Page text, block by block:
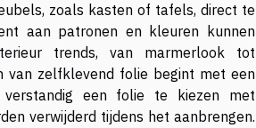
zoals kasten of tafels, direct te
aan patronen en kleuren kunnen
trends, van marmerlook tot
van zelfklevend folie begint met een
een folie te kiezen met
verwijderd tijdens het aanbrengen.